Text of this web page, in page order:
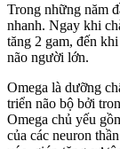
Trong những năm
nhanh. Ngay khi
tăng 2 gam, đến
não người lớn.
Omega là dưỡng
triển não bộ bởi
Omega chủ yếu
của các neuron